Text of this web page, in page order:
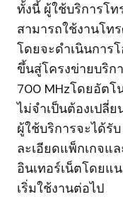
ทั้งนี้ ผู้ใช้บริการโ
สามารถใช้งานโท
โดยจะดำเนินการ
ขึ้นสู่โครงข่ายบริก
700 MHzโดยอัต
ไม่จำเป็นต้องเปลี่
ผู้ใช้บริการจะได้รั
ละเอียดแพ็กเกจแ
อินเทอร์เน็ตโดยแ
เริ่มใช้งานต่อไป